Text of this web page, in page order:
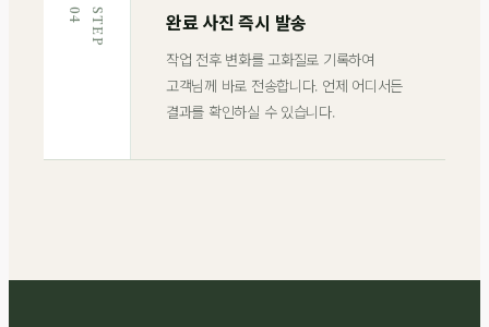
S
T
E
P
0
4 완료 사진 즉시 발송
작업 전후 변화를 고화질로 기록하여
고객님께 바로 전송합니다. 언제 어디서든
결과를 확인하실 수 있습니다.